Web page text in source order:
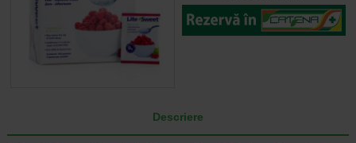
Descriere